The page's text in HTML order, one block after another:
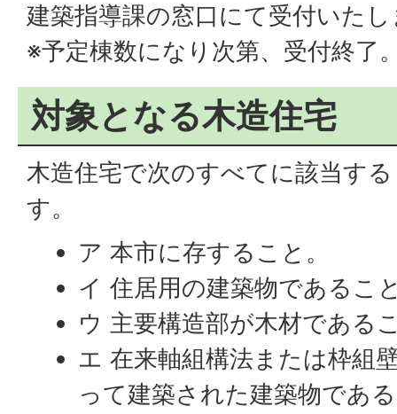
建築指導課の窓口にて受付いた
※予定棟数になり次第、受付終了
対象となる木造住宅
木造住宅で次のすべてに該当す
す。
ア 本市に存すること。
イ 住居用の建築物であるこ
ウ 主要構造部が木材である
エ 在来軸組構法または枠組
って建築された建築物であ